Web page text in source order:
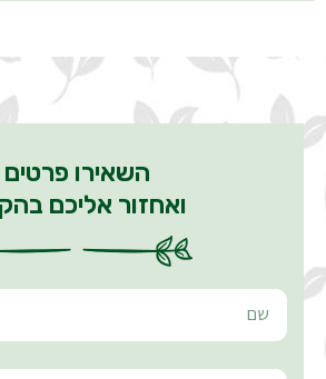
השאירו פרטים
ואחזור אליכם